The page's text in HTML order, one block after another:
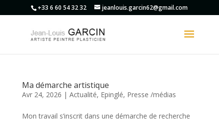
+33 6 60 54 32 32 jeanlouis.garcin62@gmail.com
Ma démarche artistique
Avr 24, 2026 | Actualité, Epinglé, Presse /médias
Mon travail s’inscrit dans une démarche de recherche